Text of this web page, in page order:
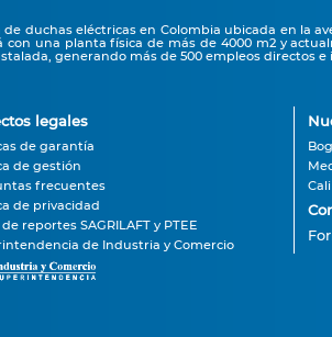
duchas eléctricas en Colombia ubicada en la
una planta física de más de 4000 m2 y
generando más de 500 empleos directos e
legales
de garantía
de gestión
frecuentes
de privacidad
reportes SAGRILAFT y PTEE
de Industria y Comercio
Cali